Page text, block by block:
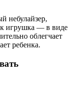
небулайзер,
игрушка — в виде
облегчает
ребенка.